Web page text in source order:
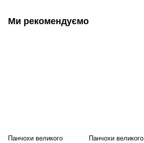
Ми рекомендуємо
Панчохи великого
Панчохи великого